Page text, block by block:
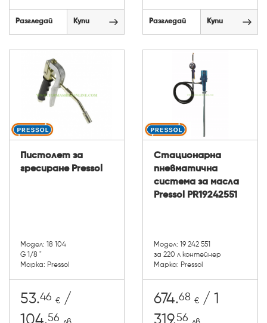
Разгледай Купи Разгледай Купи
Пистолет за
гресиране Pressol
Модел: 18 104
G 1/8 "
Марка: Pressol
53.46 € /
56
Стационарна
пневматична
система за масла
Pressol PR19242551
Модел: 19 242 551
за 220 л контейнер
Марка: Pressol
674.68 € / 1
56